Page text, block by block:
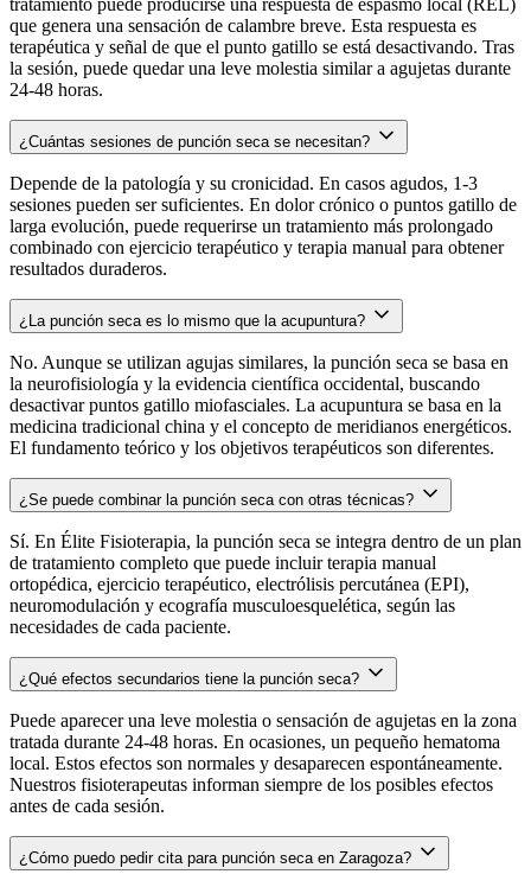
que genera una sensación de calambre breve. Esta respuesta es
terapéutica y señal de que el punto gatillo se está desactivando. Tras
la sesión, puede quedar una leve molestia similar a agujetas durante
24-48 horas.
¿Cuántas sesiones de punción seca se necesitan?
Depende de la patología y su cronicidad. En casos agudos, 1-3
sesiones pueden ser suficientes. En dolor crónico o puntos gatillo de
larga evolución, puede requerirse un tratamiento más prolongado
combinado con ejercicio terapéutico y terapia manual para obtener
resultados duraderos.
¿La punción seca es lo mismo que la acupuntura?
No. Aunque se utilizan agujas similares, la punción seca se basa en
la neurofisiología y la evidencia científica occidental, buscando
desactivar puntos gatillo miofasciales. La acupuntura se basa en la
medicina tradicional china y el concepto de meridianos energéticos.
El fundamento teórico y los objetivos terapéuticos son diferentes.
¿Se puede combinar la punción seca con otras técnicas?
Sí. En Élite Fisioterapia, la punción seca se integra dentro de un plan
de tratamiento completo que puede incluir terapia manual
ortopédica, ejercicio terapéutico, electrólisis percutánea (EPI),
neuromodulación y ecografía musculoesquelética, según las
necesidades de cada paciente.
¿Qué efectos secundarios tiene la punción seca?
Puede aparecer una leve molestia o sensación de agujetas en la zona
tratada durante 24-48 horas. En ocasiones, un pequeño hematoma
local. Estos efectos son normales y desaparecen espontáneamente.
Nuestros fisioterapeutas informan siempre de los posibles efectos
antes de cada sesión.
¿Cómo puedo pedir cita para punción seca en Zaragoza?